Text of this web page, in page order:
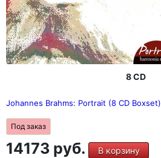
8 CD
Johannes Brahms: Portrait (8 CD Boxset)
Под заказ
14173 руб. В корзину